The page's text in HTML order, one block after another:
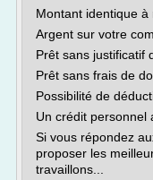
Montant identique
Argent sur votre
Prêt sans justificatif
Prêt sans frais de
Possibilité de
Un crédit personnel
Si vous répondez
proposer les
travaillons...